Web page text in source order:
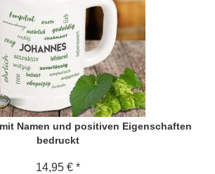
Namen und positiven Eigenschaften
bedruckt
14,95 € *